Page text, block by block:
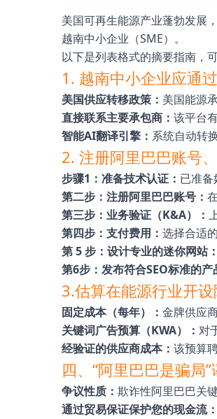
美国可再生能源产业蓬勃发展
越南中小企业（SME）。
以下是列表格式的摘要指南，
1. 越南中小企业应通
美国供应转移政策： 美国能源
直接联系主要承包商： 该平台
智能AI翻译引擎： 系统自动转
2. 注册阿里巴巴账号
步骤1：准备技术认证： 已准备
第二步：注册阿里巴巴账号：
第三步：业务验证（K&A）：
第四步：支付费用： 选择合适
第 5 步：设计专业的迷你网站：
第6步：发布符合SEO标准的产
3.估算在能源行业开
固定成本（每年）： 金牌供应
关键词广告预算（KWA）： 对
经验证的供应商成本： 该预算
四、“阿里巴巴是骗局
争议性质： 欺诈性阿里巴巴关
通过贸易保证保护您的现金流：